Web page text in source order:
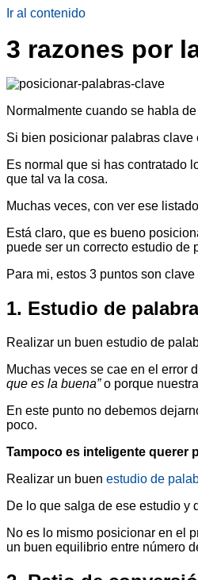
Ir al contenido
3 razones por
Normalmente cuando se habla
Si bien posicionar palabras clave
Es normal que si has contratado
que tal va la cosa.
Muchas veces, con ver ese
Está claro, que es bueno
puede ser un correcto estudio de
Para mi, estos 3 puntos son
1. Estudio de
Realizar un buen estudio de
Muchas veces se cae en el error
que es la buena”o porque
En este punto no debemos
poco.
Tampoco es inteligente querer
Realizar un buen estudio de
De lo que salga de ese estudio y
No es lo mismo posicionar en el
un buen equilibrio entre número